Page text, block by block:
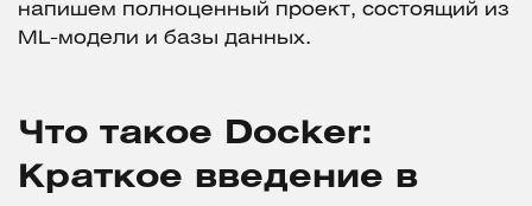
напишем полноценный проект, состоящий из
ML-модели и базы данных.
Что такое Docker:
Краткое введение в